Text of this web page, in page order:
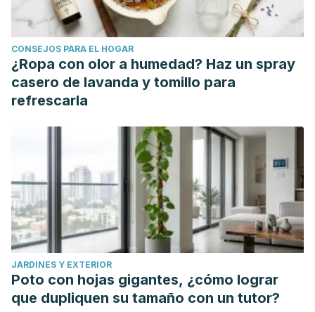
CONSEJOS PARA EL HOGAR
¿Ropa con olor a humedad? Haz un spray
casero de lavanda y tomillo para
refrescarla
JARDINES Y EXTERIOR
Poto con hojas gigantes, ¿cómo lograr
que dupliquen su tamaño con un tutor?